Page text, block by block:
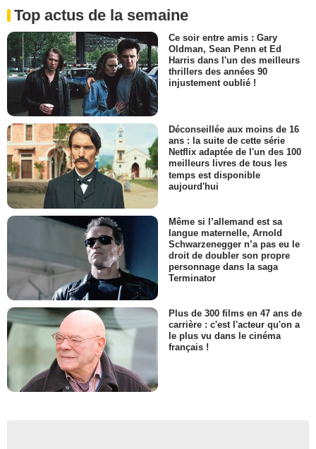
Top actus de la semaine
Ce soir entre amis : Gary
Oldman, Sean Penn et Ed
Harris dans l'un des meilleurs
thrillers des années 90
injustement oublié !
Déconseillée aux moins de 16
ans : la suite de cette série
Netflix adaptée de l'un des 100
meilleurs livres de tous les
temps est disponible
aujourd'hui
Même si l’allemand est sa
langue maternelle, Arnold
Schwarzenegger n’a pas eu le
droit de doubler son propre
personnage dans la saga
Terminator
Plus de 300 films en 47 ans de
carrière : c'est l'acteur qu'on a
le plus vu dans le cinéma
français !